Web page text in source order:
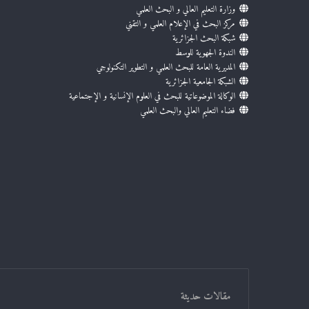
وزارة التعليم العالي و البحث العلمي
مركز البحث في الإعلام العلمي و التقني
شبكة البحث الجزائرية
الندوة الجهوية للوسط
المديرية العامة للبحث العلمي و التطوير التكنولوجي
الشبكة الجامعية الجزائرية
الوكالة الموضوعاتية للبحث في العلوم الإنسانية و الإجتماعية
فضاء التعليم العالي والبحث العلمي
مقالات حديثة